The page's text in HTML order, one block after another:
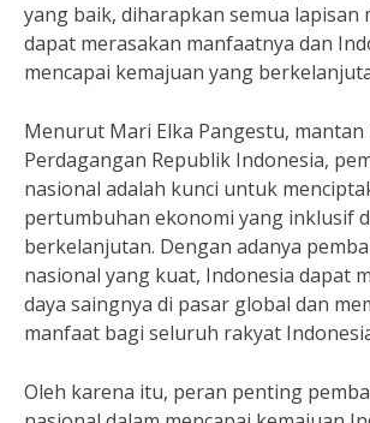
yang baik, diharapkan semua lapisan
dapat merasakan manfaatnya dan
mencapai kemajuan yang
Menurut Mari Elka Pangestu,
Perdagangan Republik Indonesia,
nasional adalah kunci untuk
pertumbuhan ekonomi yang inklusif
berkelanjutan. Dengan adanya
nasional yang kuat, Indonesia dapat
daya saingnya di pasar global dan
manfaat bagi seluruh rakyat
Oleh karena itu, peran penting